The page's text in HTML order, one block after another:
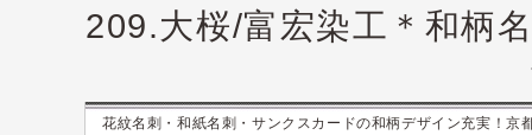
209.大桜/富宏染工＊和柄
花紋名刺・和紙名刺・サンクスカードの和柄デザイン充実！京